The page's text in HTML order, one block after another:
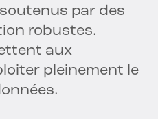
par des
robustes.
aux
pleinement le